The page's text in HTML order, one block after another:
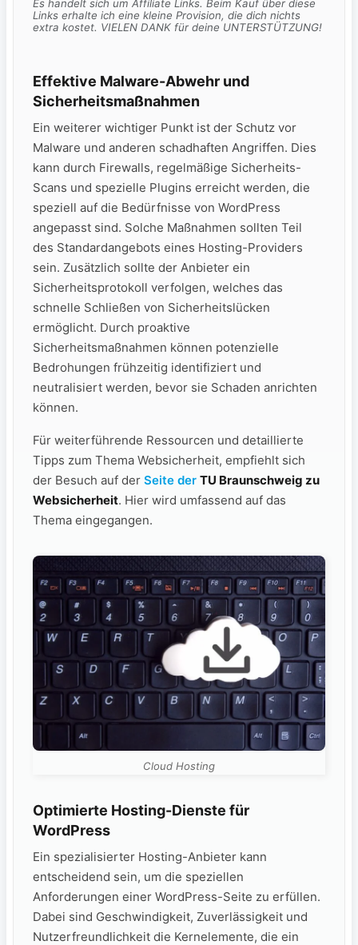
Es handelt sich um Affiliate Links. Beim Kauf über diese
Links erhalte ich eine kleine Provision, die dich nichts
extra kostet. VIELEN DANK für deine UNTERSTÜTZUNG!
Effektive Malware-Abwehr und
Sicherheitsmaßnahmen
Ein weiterer wichtiger Punkt ist der Schutz vor
Malware und anderen schadhaften Angriffen. Dies
kann durch Firewalls, regelmäßige Sicherheits-
Scans und spezielle Plugins erreicht werden, die
speziell auf die Bedürfnisse von WordPress
angepasst sind. Solche Maßnahmen sollten Teil
des Standardangebots eines Hosting-Providers
sein. Zusätzlich sollte der Anbieter ein
Sicherheitsprotokoll verfolgen, welches das
schnelle Schließen von Sicherheitslücken
ermöglicht. Durch proaktive
Sicherheitsmaßnahmen können potenzielle
Bedrohungen frühzeitig identifiziert und
neutralisiert werden, bevor sie Schaden anrichten
können.
Für weiterführende Ressourcen und detaillierte
Tipps zum Thema Websicherheit, empfiehlt sich
der Besuch auf der Seite der TU Braunschweig zu
Websicherheit. Hier wird umfassend auf das
Thema eingegangen.
Cloud Hosting
Optimierte Hosting-Dienste für
WordPress
Ein spezialisierter Hosting-Anbieter kann
entscheidend sein, um die speziellen
Anforderungen einer WordPress-Seite zu erfüllen.
Dabei sind Geschwindigkeit, Zuverlässigkeit und
Nutzerfreundlichkeit die Kernelemente, die ein